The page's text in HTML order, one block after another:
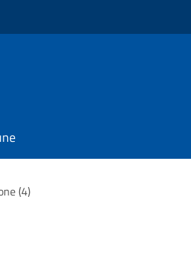
(4)